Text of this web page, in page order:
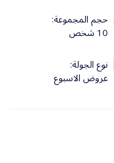
حجم المجموعة:
10 شخص
نوع الجولة:
عروض الاسبوع